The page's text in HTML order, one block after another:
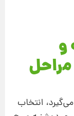
و
مراحل
انتخاب